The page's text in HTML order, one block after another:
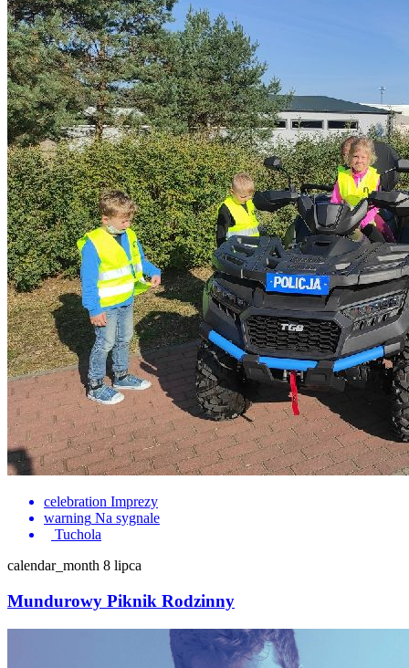
celebration Imprezy
warning Na sygnale
Tuchola
calendar_month 8 lipca
Mundurowy Piknik Rodzinny